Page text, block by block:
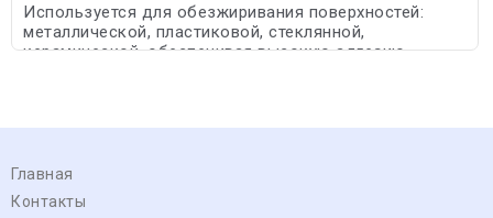
Используется для обезжиривания поверхностей:
металлической, пластиковой, стеклянной,
керамической, обеспечивая высокую адгезию.
Главная
Контакты